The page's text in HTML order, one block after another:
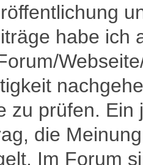
habe ich
zu prüfen.
die
Im Forum